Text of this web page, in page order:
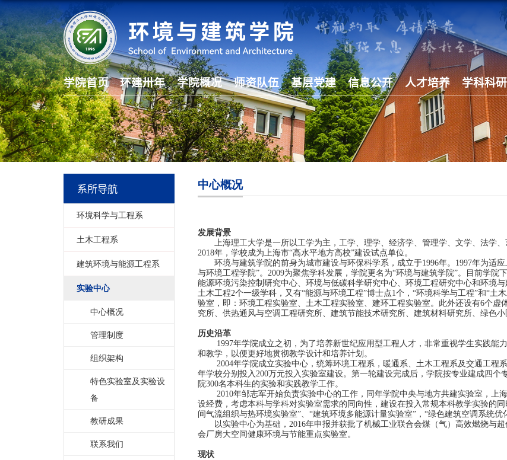
学院首页 环建卅年 学院概况 师资队伍 基层党建 信息公开 人才培养 学科科研
系所导航
环境科学与工程系
土木工程系
建筑环境与能源工程系
实验中心
中心概况
管理制度
组织架构
特色实验室及实验设
备
教研成果
联系我们
中心概况
发展背景
上海理工大学是一所以工学为主，工学、理学、经济学、管理学、文学、法学
2018年，学校成为上海市“高水平地方高校”建设试点单位。
环境与建筑学院的前身为城市建设与环保科学系，成立于1996年。 1997年为适应
与环境工程学院”。 2009为聚焦学科发展，学院更名为“环境与建筑学院”。目前学院
能源环境污染控制研究中心、环境与低碳科学研究中心、环境工程研究中心和环境
土木工程2个一级学科，又有“能源与环境工程”博士点1个，“环境科学与工程”和“土
验室，即：环境工程实验室、土木工程实验室、建环工程实验室。此外还设有6个虚
究所、供热通风与空调工程研究所、建筑节能技术研究所、建筑材料研究所、绿色
历史沿革
1997年学院成立之初，为了培养新世纪应用型工程人才，非常重视学生实践能
和教学，以便更好地贯彻教学设计和培养计划。
2004年学院成立实验中心，统筹环境工程系，暖通系、土木工程系及交通工程
年学校分别投入 200万元投入实验室建设。第一轮建设完成后，学院按专业建成四
院300名本科生的实验和实践教学工作。
2010年邹志军开始负责实验中心的工作，同年学院中央与地方共建实验室，上
设经费，考虑本科与学科对实验室需求的同向性，建设在投入常规本科教学实验的
间气流组织与热环境实验室”、“建筑环境多能源计量实验室”，“绿色建筑空调系统优
以实验中心为基础， 2016年申报并获批了机械工业联合会煤（气）高效燃烧与超
会厂房大空间健康环境与节能重点实验室。
现状